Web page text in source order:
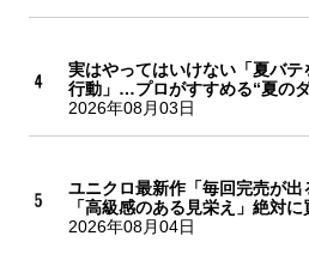
実はやってはいけない「夏バテ
行動」…プロがすすめる“夏の
2026年08月03日
ユニクロ最新作「毎回完売が出
「高級感のある見栄え」絶対
2026年08月04日